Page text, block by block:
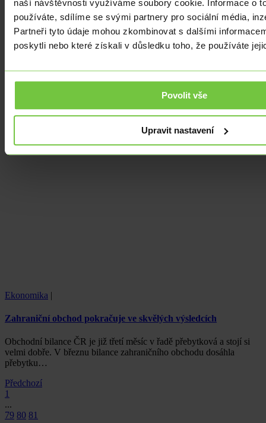
naší návštěvnosti využíváme soubory cookie. Informace o
používáte, sdílíme se svými partnery pro sociální média,
Partneři tyto údaje mohou zkombinovat s dalšími
poskytli nebo které získali v důsledku toho, že používáte
Povolit vše
Upravit nastavení
Ekonomika |
Zahraniční obchod pokračuje ve skvělých výsledcích
Obchodní bilance ČR je již třetí měsíc v řadě přebytková a stojí si
velmi dobře. V březnu bilance zahraničního obchodu dosáhla
přebytku…
Předchozí
1
...
79 80 81